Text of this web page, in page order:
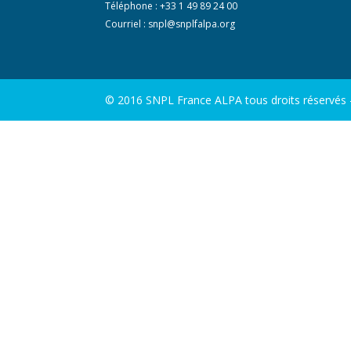
Téléphone : +33 1 49 89 24 00
Courriel : snpl@snplfalpa.org
© 2016 SNPL France ALPA tous droits réservés